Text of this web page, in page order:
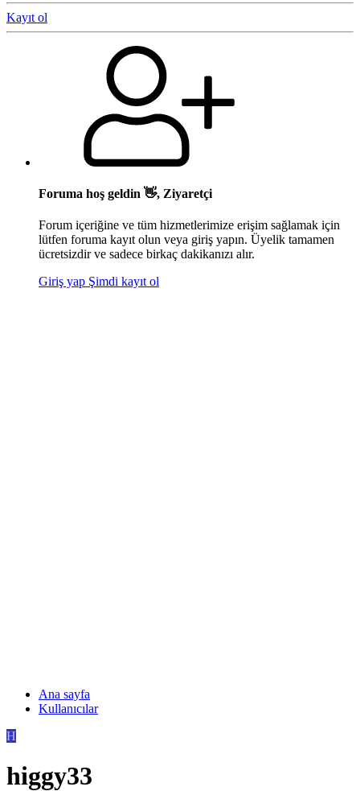
Kayıt ol
Foruma hoş geldin 👋, Ziyaretçi
Forum içeriğine ve tüm hizmetlerimize erişim sağlamak için
lütfen foruma kayıt olun veya giriş yapın. Üyelik tamamen
ücretsizdir ve sadece birkaç dakikanızı alır.
Giriş yap Şimdi kayıt ol
Ana sayfa
Kullanıcılar
H
higgy33